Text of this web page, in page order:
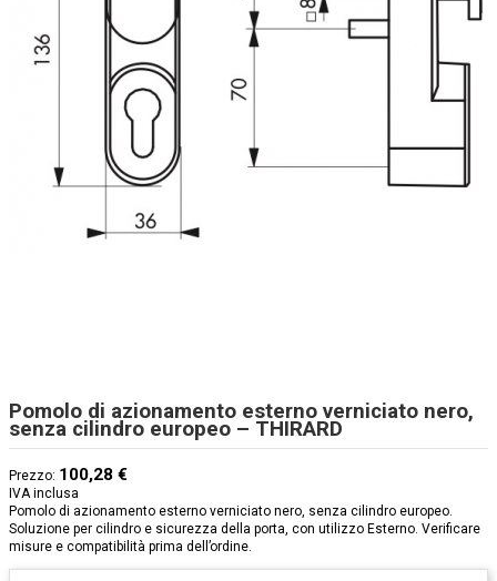
Pomolo di azionamento esterno verniciato nero,
senza cilindro europeo – THIRARD
Prezzo: 100,28 €
IVA inclusa
Pomolo di azionamento esterno verniciato nero, senza cilindro europeo.
Soluzione per cilindro e sicurezza della porta, con utilizzo Esterno. Verificare
misure e compatibilità prima dell’ordine.